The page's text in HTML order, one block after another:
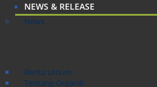
NEWS & RELEASE
News
Berita Umum
Tentang Organik